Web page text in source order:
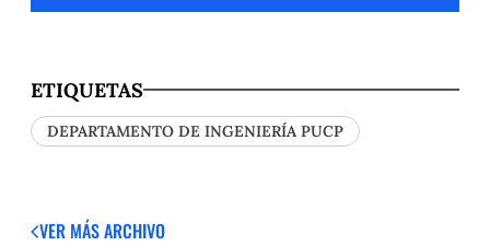
ETIQUETAS
DEPARTAMENTO DE INGENIERÍA PUCP
VER MÁSARCHIVO